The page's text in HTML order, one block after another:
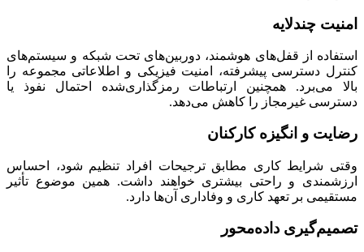
امنیت چندلایه
استفاده از قفل‌های هوشمند، دوربین‌های تحت شبکه و سیستم‌های
کنترل دسترسی پیشرفته، امنیت فیزیکی و اطلاعاتی مجموعه را
بالا می‌برد. همچنین ارتباطات رمزگذاری‌شده احتمال نفوذ یا
دسترسی غیرمجاز را کاهش می‌دهد.
رضایت و انگیزه کارکنان
وقتی شرایط کاری مطابق ترجیحات افراد تنظیم شود، احساس
ارزشمندی و راحتی بیشتری خواهند داشت. همین موضوع تأثیر
مستقیمی بر تعهد کاری و وفاداری آن‌ها دارد.
تصمیم‌گیری داده‌محور